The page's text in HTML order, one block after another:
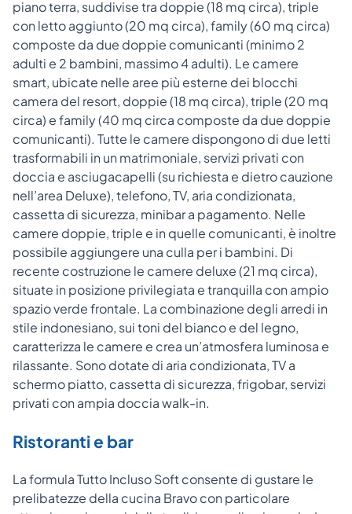
piano terra, suddivise tra doppie (18 mq circa), triple
con letto aggiunto (20 mq circa), family (60 mq circa)
composte da due doppie comunicanti (minimo 2
adulti e 2 bambini, massimo 4 adulti). Le camere
smart, ubicate nelle aree più esterne dei blocchi
camera del resort, doppie (18 mq circa), triple (20 mq
circa) e family (40 mq circa composte da due doppie
comunicanti). Tutte le camere dispongono di due letti
trasformabili in un matrimoniale, servizi privati con
doccia e asciugacapelli (su richiesta e dietro cauzione
nell’area Deluxe), telefono, TV, aria condizionata,
cassetta di sicurezza, minibar a pagamento. Nelle
camere doppie, triple e in quelle comunicanti, è inoltre
possibile aggiungere una culla per i bambini. Di
recente costruzione le camere deluxe (21 mq circa),
situate in posizione privilegiata e tranquilla con ampio
spazio verde frontale. La combinazione degli arredi in
stile indonesiano, sui toni del bianco e del legno,
caratterizza le camere e crea un’atmosfera luminosa e
rilassante. Sono dotate di aria condizionata, TV a
schermo piatto, cassetta di sicurezza, frigobar, servizi
privati con ampia doccia walk-in.
Ristoranti e bar
La formula Tutto Incluso Soft consente di gustare le
prelibatezze della cucina Bravo con particolare